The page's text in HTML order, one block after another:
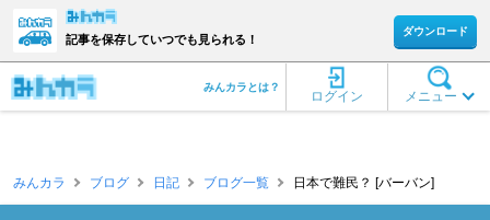
記事を保存していつでも見られる！
ダウンロード
メニュー
ログイン
みんカラとは？
みんカラ ブログ 日記 ブログ一覧 日本で難民？ [バーバン]